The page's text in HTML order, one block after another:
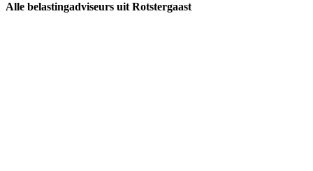
Alle belastingadviseurs uit Rotstergaast